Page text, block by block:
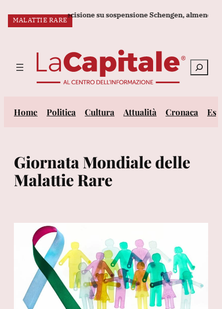
ULTIM’ORA:
non rivediamo decisione su sospensione Schengen, almeno fino
Cerca
Home Politica Cultura Attualità Cronaca
Giornata Mondiale delle
Malattie Rare
MALATTIE RARE